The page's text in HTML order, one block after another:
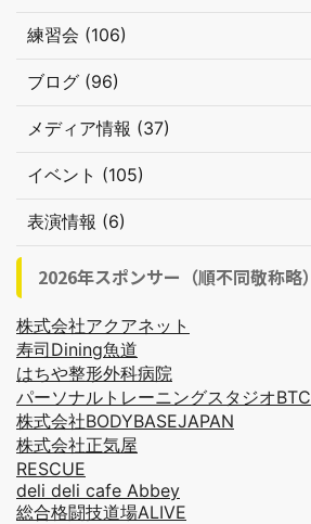
練習会 (106)
ブログ (96)
メディア情報 (37)
イベント (105)
表演情報 (6)
2026年スポンサー（順不同敬称略）
株式会社アクアネット
寿司Dining魚道
はちや整形外科病院
パーソナルトレーニングスタジオBTC
株式会社BODYBASEJAPAN
株式会社正気屋
RESCUE
deli deli cafe Abbey
総合格闘技道場ALIVE